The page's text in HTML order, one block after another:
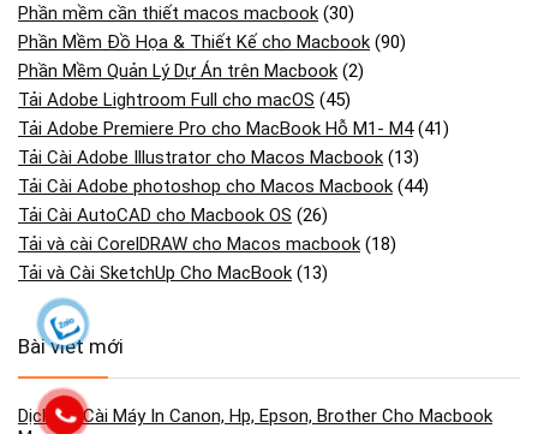
Phần mềm cần thiết macos macbook (30)
Phần Mềm Đồ Họa & Thiết Kế cho Macbook (90)
Phần Mềm Quản Lý Dự Án trên Macbook (2)
Tải Adobe Lightroom Full cho macOS (45)
Tải Adobe Premiere Pro cho MacBook Hỗ M1- M4(41)
Tải Cài Adobe Illustrator cho Macos Macbook (13)
Tải Cài Adobe photoshop cho Macos Macbook (44)
Tải Cài AutoCAD cho Macbook OS (26)
Tải và cài CorelDRAW cho Macos macbook (18)
Tải và Cài SketchUp Cho MacBook (13)
Bài viết mới
Dịch Vụ Cài Máy In Canon, Hp, Epson, Brother Cho Macbook